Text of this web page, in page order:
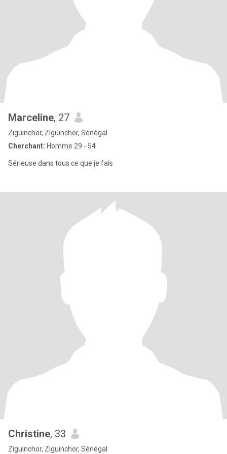
Marceline, 27
Ziguinchor, Ziguinchor, Sénégal
Cherchant: Homme 29 - 54
Sérieuse dans tous ce que je fais
Christine, 33
Ziguinchor, Ziguinchor, Sénégal